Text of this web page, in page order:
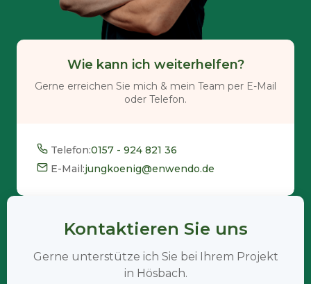
Wie kann ich weiterhelfen?
Gerne erreichen Sie mich & mein Team per E-Mail
oder Telefon.
Telefon:0157 - 924 821 36
E-Mail:jungkoenig@enwendo.de
Kontaktieren Sie uns
Gerne unterstütze ich Sie bei Ihrem Projekt
in Hösbach.